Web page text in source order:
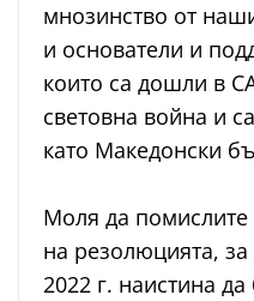
мнозинство от
и основатели и
които са дошли в
световна война и
като Македонски
Моля да
на резолюцията,
2022 г. наистина